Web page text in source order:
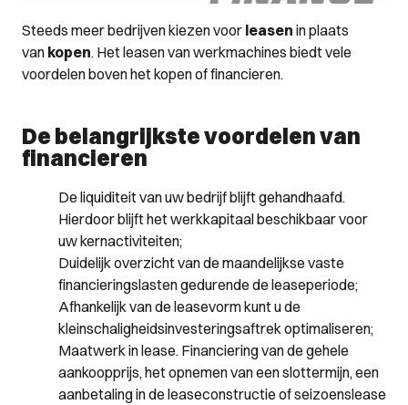
Steeds meer bedrijven kiezen voor leasen in plaats
van kopen. Het leasen van werkmachines biedt vele
voordelen boven het kopen of financieren.
De belangrijkste voordelen van
financieren
De liquiditeit van uw bedrijf blijft gehandhaafd.
Hierdoor blijft het werkkapitaal beschikbaar voor
uw kernactiviteiten;
Duidelijk overzicht van de maandelijkse vaste
financieringslasten gedurende de leaseperiode;
Afhankelijk van de leasevorm kunt u de
kleinschaligheidsinvesteringsaftrek optimaliseren;
Maatwerk in lease. Financiering van de gehele
aankoopprijs, het opnemen van een slottermijn, een
aanbetaling in de leaseconstructie of seizoenslease